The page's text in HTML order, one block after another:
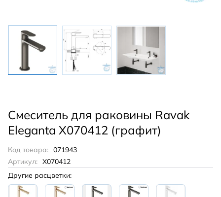
Смеситель для раковины Ravak
Eleganta X070412 (графит)
Код товара: 071943
Артикул: X070412
Другие расцветки: